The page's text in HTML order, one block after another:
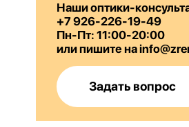
Наши оптики-
+7 926-226-19-49
Пн-Пт: 11:00-20:00
или пишите на
Задать вопрос